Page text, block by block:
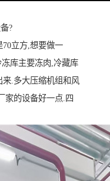
?
立方,想要做一
库主要冻肉,冷藏库
.多大压缩机组和风
家的设备好一点.四